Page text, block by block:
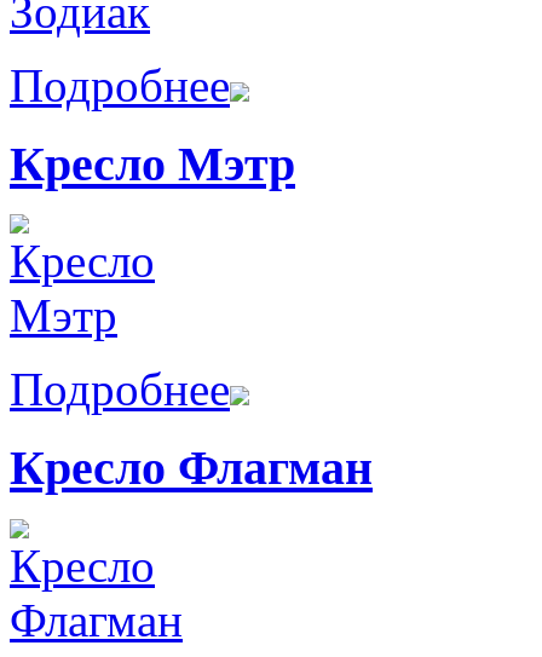
Подробнее
Кресло Мэтр
Подробнее
Кресло Флагман